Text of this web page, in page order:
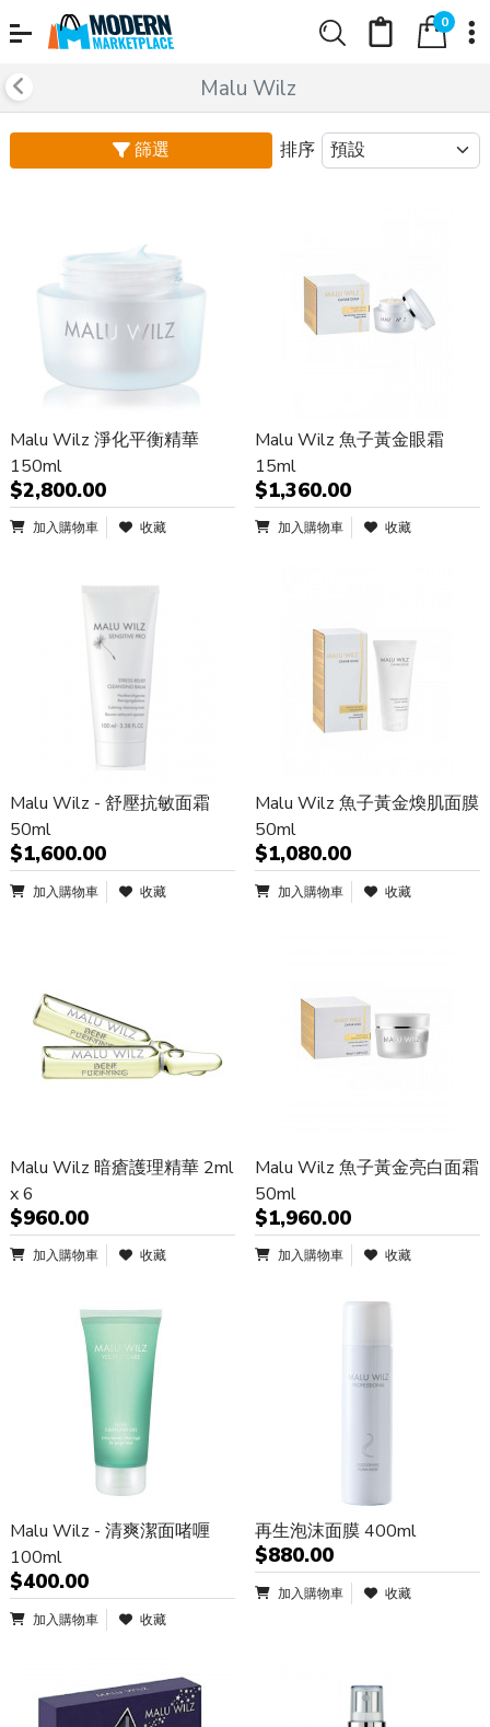
0
Malu Wilz
篩選 排序
Malu Wilz 淨化平衡精華
150ml
$2,800.00
加入購物車 收藏
Malu Wilz 魚子黃金眼霜
15ml
$1,360.00
加入購物車 收藏
Malu Wilz - 舒壓抗敏面霜
50ml
$1,600.00
加入購物車 收藏
Malu Wilz 魚子黃金煥肌面膜
50ml
$1,080.00
加入購物車 收藏
Malu Wilz 暗瘡護理精華 2ml
x 6
$960.00
加入購物車 收藏
Malu Wilz 魚子黃金亮白面霜
50ml
$1,960.00
加入購物車 收藏
Malu Wilz - 清爽潔面啫喱
100ml
$400.00
加入購物車 收藏
再生泡沫面膜 400ml
$880.00
加入購物車 收藏